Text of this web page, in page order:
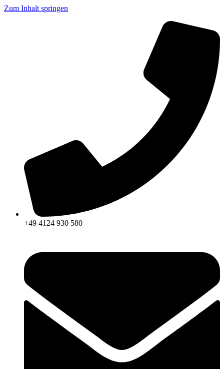
Zum Inhalt springen
+49 4124 930 580